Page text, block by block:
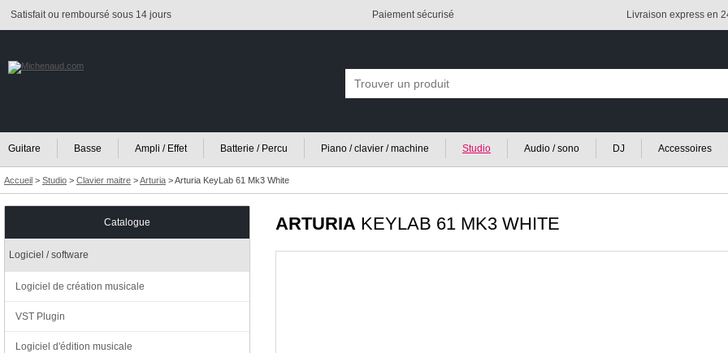
Satisfait ou remboursé sous 14 jours Paiement sécurisé Livraison express en
Guitare Basse Ampli / Effet Batterie / Percu Piano / clavier / machine Studio Audio / sono DJ Accessoires
Accueil > Studio > Clavier maitre >Arturia >Arturia KeyLab 61 Mk3 White
ARTURIAKEYLAB 61 MK3 WHITE
Catalogue
Logiciel / software
Logiciel de création musicale
VST Plugin
Logiciel d'édition musicale